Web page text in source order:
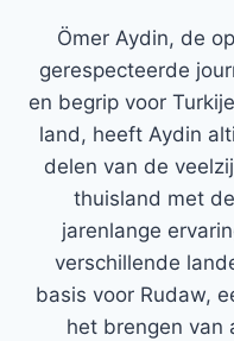
Ömer Aydin, de
gerespecteerde
en begrip voor
land, heeft Aydin
delen van de
thuisland met
jarenlange
verschillende
basis voor Rudaw,
het brengen van